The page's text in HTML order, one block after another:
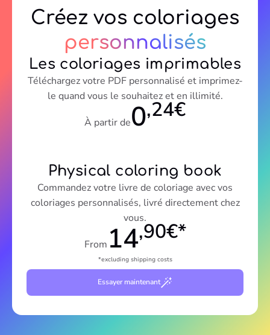
Créez vos coloriages
personnalisés
Les coloriages imprimables
Téléchargez votre PDF personnalisé et imprimez-
le quand vous le souhaitez et en illimité.
À partir de0,24€
Physical coloring book
Commandez votre livre de coloriage avec vos
coloriages personnalisés, livré directement chez
vous.
From 14,90€*
*excluding shipping costs
Essayer maintenant